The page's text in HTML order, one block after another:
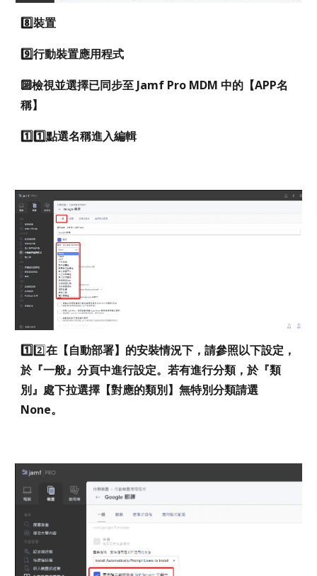
8️⃣裝置
9️⃣行動裝置應用程式
🔟檢視並選擇已同步至 Jamf Pro MDM 中的【APP名
稱】
1️⃣1️⃣點選名稱進入編輯
1️⃣2️⃣在【自動部署】的安裝情況下，請參照以下設定，
於『一般』分頁中進行設定。若有進行分類，於『類
別』處下拉選擇【對應的類別】無特別分類請選
None。